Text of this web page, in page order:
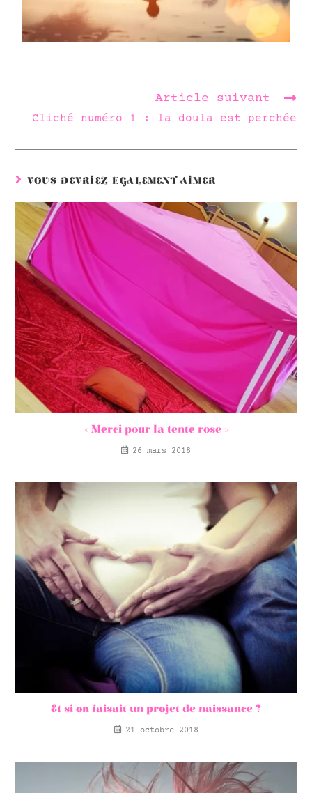
Article suivant
Cliché numéro 1 : la doula est perchée
VOUS DEVRIEZ ÉGALEMENT AIMER
« Merci pour la tente rose »
26 mars 2018
Et si on faisait un projet de naissance ?
21 octobre 2018